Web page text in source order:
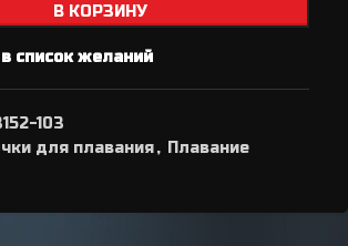
В КОРЗИНУ
список желаний
103
для плавания, Плавание